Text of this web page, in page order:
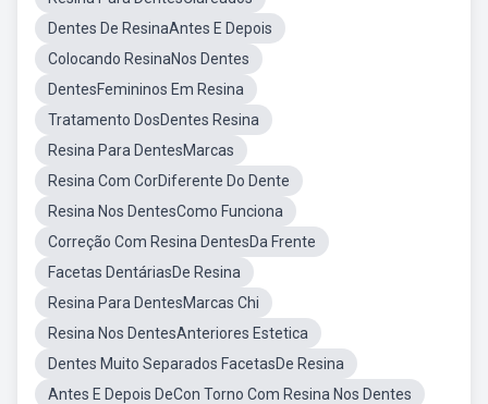
Dentes De ResinaAntes E Depois
Colocando ResinaNos Dentes
DentesFemininos Em Resina
Tratamento DosDentes Resina
Resina Para DentesMarcas
Resina Com CorDiferente Do Dente
Resina Nos DentesComo Funciona
Correção Com Resina DentesDa Frente
Facetas DentáriasDe Resina
Resina Para DentesMarcas Chi
Resina Nos DentesAnteriores Estetica
Dentes Muito Separados FacetasDe Resina
Antes E Depois DeCon Torno Com Resina Nos Dentes